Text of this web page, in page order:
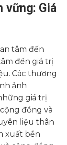
vững: Giá
tâm đến
đến giá trị
Các thương
ảnh
giá trị
đồng và
liệu thân
xuất bền